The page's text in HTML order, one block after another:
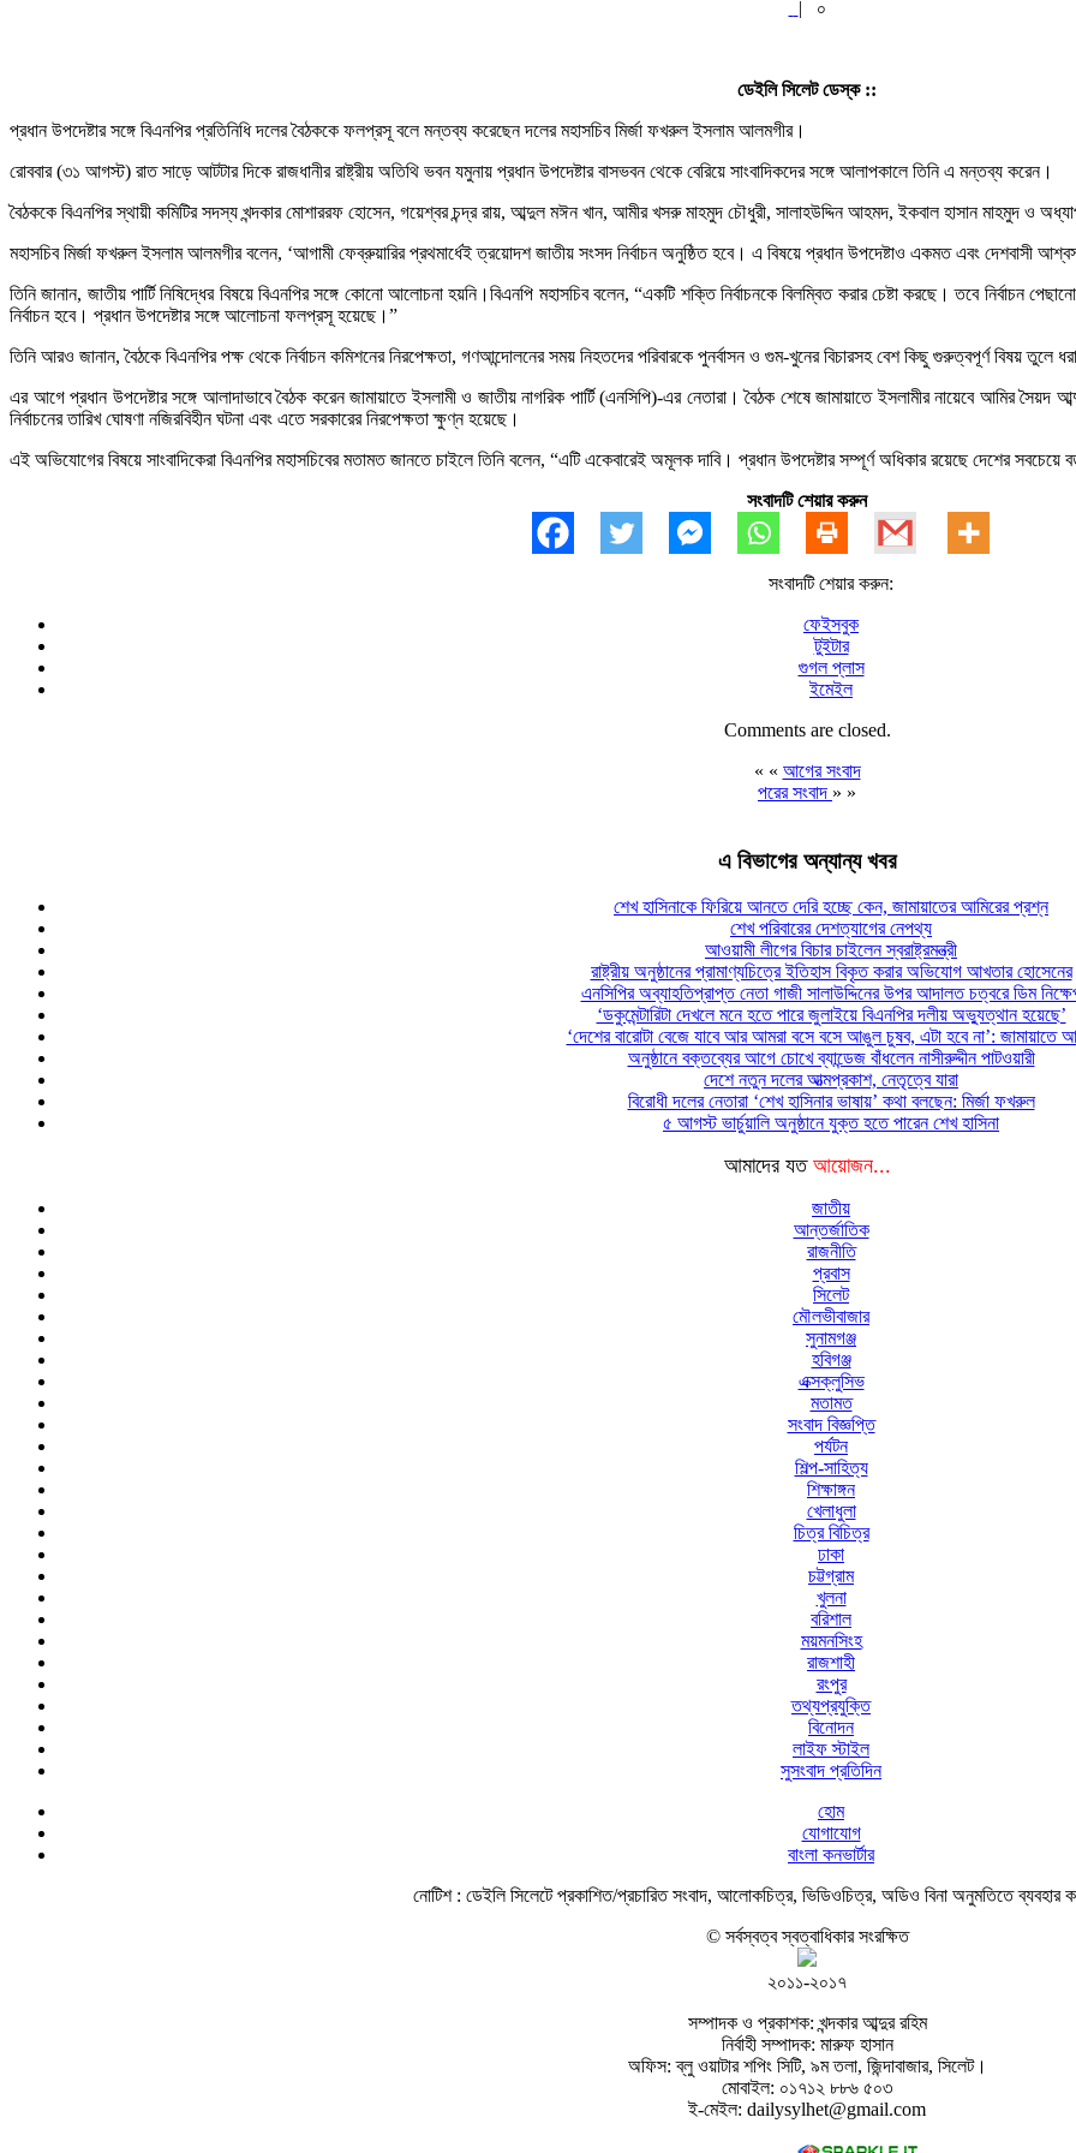
|
০
ডেইলি সিলেট ডেস্ক ::
প্রধান উপদেষ্টার সঙ্গে বিএনপির প্রতিনিধি দলের বৈঠককে ফলপ্রসূ বলে মন্তব্য করেছেন দলের মহাসচিব মির্জা ফখরুল ইসলাম আলমগীর।
রোববার (৩১ আগস্ট) রাত সাড়ে আটটার দিকে রাজধানীর রাষ্ট্রীয় অতিথি ভবন যমুনায় প্রধান উপদেষ্টার বাসভবন থেকে বেরিয়ে সাংবাদিকদের সঙ্গে আলাপকালে তিনি এ মন্তব্য করেন।
বৈঠককে বিএনপির স্থায়ী কমিটির সদস্য খন্দকার মোশাররফ হোসেন, গয়েশ্বর চন্দ্র রায়, আব্দুল মঈন খান, আমীর খসরু মাহমুদ চৌধুরী, সালাহউদ্দিন আহমদ, ইকবাল হাসান মাহমুদ ও
মহাসচিব মির্জা ফখরুল ইসলাম আলমগীর বলেন, ‘আগামী ফেব্রুয়ারির প্রথমার্ধেই ত্রয়োদশ জাতীয় সংসদ নির্বাচন অনুষ্ঠিত হবে। এ বিষয়ে প্রধান উপদেষ্টাও একমত এবং দেশবাসী
তিনি জানান, জাতীয় পার্টি নিষিদ্ধের বিষয়ে বিএনপির সঙ্গে কোনো আলোচনা হয়নি।বিএনপি মহাসচিব বলেন, “একটি শক্তি নির্বাচনকে বিলম্বিত করার চেষ্টা করছে। তবে নির্বাচন
নির্বাচন হবে। প্রধান উপদেষ্টার সঙ্গে আলোচনা ফলপ্রসূ হয়েছে।”
তিনি আরও জানান, বৈঠকে বিএনপির পক্ষ থেকে নির্বাচন কমিশনের নিরপেক্ষতা, গণআন্দোলনের সময় নিহতদের পরিবারকে পুনর্বাসন ও গুম-খুনের বিচারসহ বেশ কিছু গুরুত্বপূর্ণ বিষয় তুলে
এর আগে প্রধান উপদেষ্টার সঙ্গে আলাদাভাবে বৈঠক করেন জামায়াতে ইসলামী ও জাতীয় নাগরিক পার্টি (এনসিপি)-এর নেতারা। বৈঠক শেষে জামায়াতে ইসলামীর নায়েবে আমির সৈয়দ
নির্বাচনের তারিখ ঘোষণা নজিরবিহীন ঘটনা এবং এতে সরকারের নিরপেক্ষতা ক্ষুণ্ন হয়েছে।
এই অভিযোগের বিষয়ে সাংবাদিকেরা বিএনপির মহাসচিবের মতামত জানতে চাইলে তিনি বলেন, “এটি একেবারেই অমূলক দাবি। প্রধান উপদেষ্টার সম্পূর্ণ অধিকার রয়েছে দেশের
সংবাদটি শেয়ার করুন
সংবাদটি শেয়ার করুন:
ফেইসবুক
টুইটার
গুগল প্লাস
ইমেইল
Comments are closed.
« « আগের সংবাদ
পরের সংবাদ » »
এ বিভাগের অন্যান্য খবর
শেখ হাসিনাকে ফিরিয়ে আনতে দেরি হচ্ছে কেন, জামায়াতের আমিরের প্রশ্ন
শেখ পরিবারের দেশত্যাগের নেপথ্য
আওয়ামী লীগের বিচার চাইলেন স্বরাষ্ট্রমন্ত্রী
রাষ্ট্রীয় অনুষ্ঠানের প্রামাণ্যচিত্রে ইতিহাস বিকৃত করার অভিযোগ আখতার হোসেনের
এনসিপির অব্যাহতিপ্রাপ্ত নেতা গাজী সালাউদ্দিনের উপর আদালত চত্বরে ডিম
‘ডকুমেন্টারিটা দেখলে মনে হতে পারে জুলাইয়ে বিএনপির দলীয় অভ্যুত্থান হয়েছে’
‘দেশের বারোটা বেজে যাবে আর আমরা বসে বসে আঙুল চুষব, এটা হবে না’: জামায়াতে
অনুষ্ঠানে বক্তব্যের আগে চোখে ব্যান্ডেজ বাঁধলেন নাসীরুদ্দীন পাটওয়ারী
দেশে নতুন দলের আত্মপ্রকাশ, নেতৃত্বে যারা
বিরোধী দলের নেতারা ‘শেখ হাসিনার ভাষায়’ কথা বলছেন: মির্জা ফখরুল
৫ আগস্ট ভার্চুয়ালি অনুষ্ঠানে যুক্ত হতে পারেন শেখ হাসিনা
আমাদের যত আয়োজন...
জাতীয়
আন্তর্জাতিক
রাজনীতি
প্রবাস
সিলেট
মৌলভীবাজার
সুনামগঞ্জ
হবিগঞ্জ
এক্সক্লুসিভ
মতামত
সংবাদ বিজ্ঞপ্তি
পর্যটন
শিল্প-সাহিত্য
শিক্ষাঙ্গন
খেলাধুলা
চিত্র বিচিত্র
ঢাকা
চট্টগ্রাম
খুলনা
বরিশাল
ময়মনসিংহ
রাজশাহী
রংপুর
তথ্যপ্রযুক্তি
বিনোদন
লাইফ স্টাইল
সুসংবাদ প্রতিদিন
হোম
যোগাযোগ
বাংলা কনভার্টার
নোটিশ : ডেইলি সিলেটে প্রকাশিত/প্রচারিত সংবাদ, আলোকচিত্র, ভিডিওচিত্র, অডিও বিনা অনুমতিতে ব্যবহার
© সর্বস্বত্ব স্বত্বাধিকার সংরক্ষিত
২০১১-২০১৭
সম্পাদক ও প্রকাশক: খন্দকার আব্দুর রহিম
নির্বাহী সম্পাদক: মারুফ হাসান
অফিস: ব্লু ওয়াটার শপিং সিটি, ৯ম তলা, জিন্দাবাজার, সিলেট।
মোবাইল: ০১৭১২ ৮৮৬ ৫০৩
ই-মেইল: dailysylhet@gmail.com